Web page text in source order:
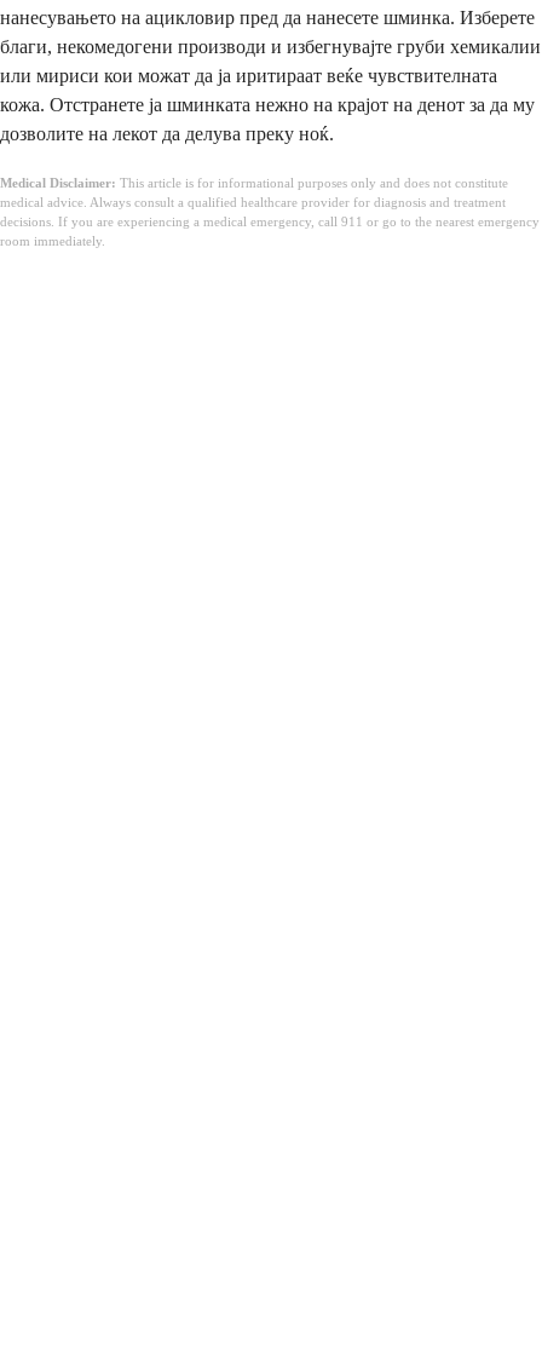
нанесувањето на ацикловир пред да нанесете шминка. Изберете
благи, некомедогени производи и избегнувајте груби хемикалии
или мириси кои можат да ја иритираат веќе чувствителната
кожа. Отстранете ја шминката нежно на крајот на денот за да му
дозволите на лекот да делува преку ноќ.
Medical Disclaimer: This article is for informational purposes only and does not constitute
medical advice. Always consult a qualified healthcare provider for diagnosis and treatment
decisions. If you are experiencing a medical emergency, call 911 or go to the nearest emergency
room immediately.